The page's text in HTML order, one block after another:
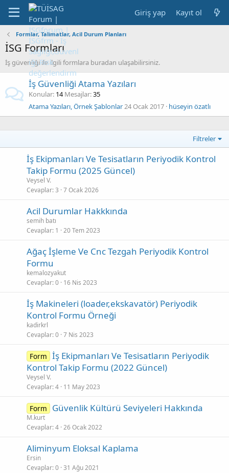
Giriş yap Kayıt ol
Formlar, Talimatlar, Acil Durum Planları
İSG Formları
İş güvenliği ile ilgili formlara buradan ulaşabilirsiniz.
İş Güvenliği Atama Yazıları
Konular 14 Mesajlar 35
Atama Yazıları, Örnek Şablonlar24 Ocak 2017 hüseyin özatlı
Filtreler
İş Ekipmanları Ve Tesisatların Periyodik Kontrol
Takip Formu (2025 Güncel)
Veysel V.
Cevaplar 3 7 Ocak 2026
Acil Durumlar Hakkkında
semih batı
Cevaplar 1 20 Tem 2023
Ağaç İşleme Ve Cnc Tezgah Periyodik Kontrol
Formu
kemalozyakut
Cevaplar 0 16 Nis 2023
İş Makineleri (loader,ekskavatör) Periyodik
Kontrol Formu Örneği
kadirkrl
Cevaplar 0 7 Nis 2023
Form İş Ekipmanları Ve Tesisatların Periyodik
Kontrol Takip Formu (2022 Güncel)
Veysel V.
Cevaplar 4 11 May 2023
Form Güvenlik Kültürü Seviyeleri Hakkında
M.kurt
Cevaplar 4 26 Ocak 2022
Aliminyum Eloksal Kaplama
Ersin
Cevaplar 0 31 Ağu 2021